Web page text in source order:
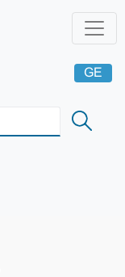
GE
RU